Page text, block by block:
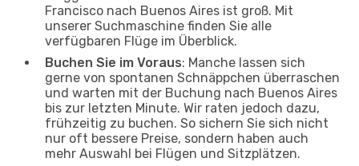
Francisco nach Buenos Aires ist groß. Mit
unserer Suchmaschine finden Sie alle
verfügbaren Flüge im Überblick.
Buchen Sie im Voraus: Manche lassen sich
gerne von spontanen Schnäppchen überraschen
und warten mit der Buchung nach Buenos Aires
bis zur letzten Minute. Wir raten jedoch dazu,
frühzeitig zu buchen. So sichern Sie sich nicht
nur oft bessere Preise, sondern haben auch
mehr Auswahl bei Flügen und Sitzplätzen.